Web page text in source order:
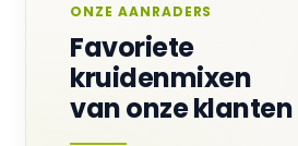
ONZE AANRADERS
Favoriete
kruidenmixen
van onze klanten